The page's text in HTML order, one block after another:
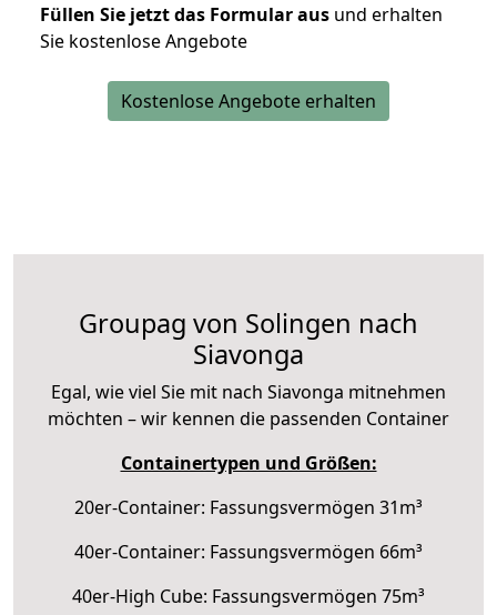
Füllen Sie jetzt das Formular aus und erhalten
Sie kostenlose Angebote
Kostenlose Angebote erhalten
Groupag von Solingen nach
Siavonga
Egal, wie viel Sie mit nach Siavonga mitnehmen
möchten – wir kennen die passenden Container
Containertypen und Größen:
20er-Container: Fassungsvermögen 31m³
40er-Container: Fassungsvermögen 66m³
40er-High Cube: Fassungsvermögen 75m³